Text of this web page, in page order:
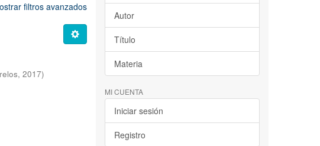
filtros avanzados
,2017)
Autor
Título
Materia
MI CUENTA
Iniciar sesión
Registro